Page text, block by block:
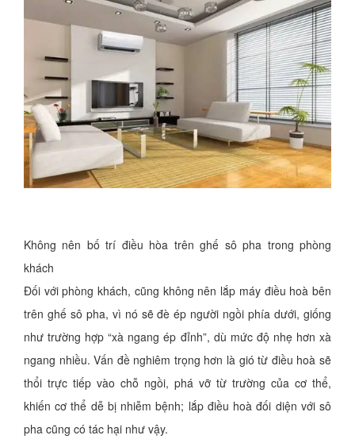
Không nên bố trí điều hòa trên ghế sô pha trong phòng
khách
Đối với phòng khách, cũng không nên lắp máy điều hoà bên
trên ghế sô pha, vì nó sẽ đè ép người ngồi phía dưới, giống
như trường hợp “xà ngang ép đỉnh”, dù mức độ nhẹ hơn xà
ngang nhiều. Vấn đề nghiêm trọng hơn là gió từ điều hoà sẽ
thổi trực tiếp vào chỗ ngồi, phá vỡ từ trường của cơ thể,
khiến cơ thể dễ bị nhiễm bệnh; lắp điều hoà đối diện với sô
pha cũng có tác hại như vậy.